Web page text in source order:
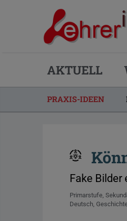
AKTUELL
PRAXIS-IDEEN
Fake Bilder
Primarstufe
Deutsch